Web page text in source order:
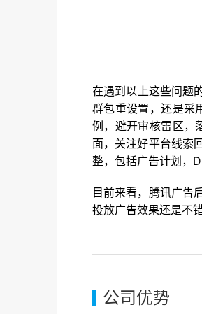
在遇到以上这些问题
群包重设置，还是采
例，避开审核雷区，
面，关注好平台线索
整，包括广告计划，
目前来看，腾讯广告
投放广告效果还是不
公司优势